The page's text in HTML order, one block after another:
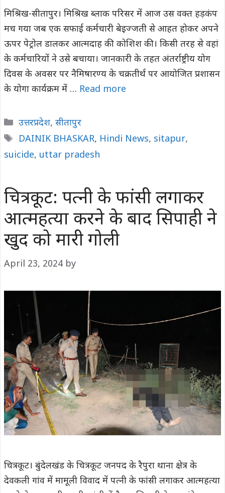
मिश्रिख-सीतापुर। मिश्रिख ब्लाक परिसर में आज उस वक्त हड़कंप
मच गया जब एक सफाई कर्मचारी बेइज्जती से आहत होकर अपने
ऊपर पेट्रोल डालकर आत्मदाह की कोशिश की। किसी तरह से वहां
के कर्मचारियों ने उसे बचाया। जानकारी के तहत अंतर्राष्ट्रीय योग
दिवस के अवसर पर नैमिषारण्य के चक्रतीर्थ पर आयोजित प्रशासन
के योगा कार्यक्रम में … Read more
Categories
उत्तरप्रदेश, सीतापुर
Tags
DAINIK BHASKAR, Hindi News, sitapur,
suicide, uttar pradesh
चित्रकूट: पत्नी के फांसी लगाकर
आत्महत्या करने के बाद सिपाही ने
खुद को मारी गोली
April 23, 2024 by
चित्रकूट। बुंदेलखंड के चित्रकूट जनपद के रैपुरा थाना क्षेत्र के
देवकली गांव में मामूली विवाद में पत्नी के फांसी लगाकर आत्महत्या